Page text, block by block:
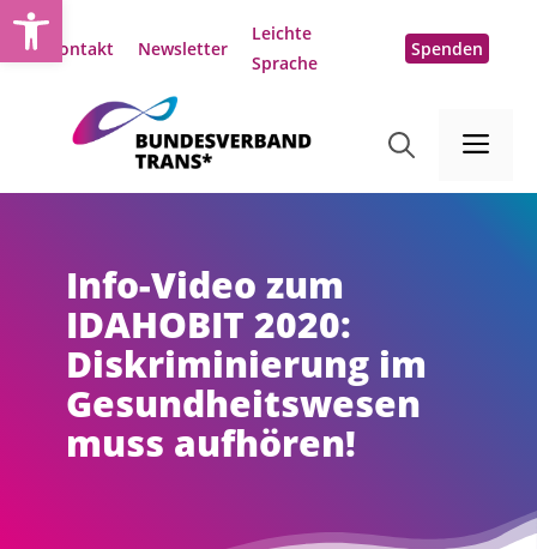
Zum
Inhalt
Kontakt Newsletter
Leichte
Sprache
Spenden
Info-Video zum
IDAHOBIT 2020:
Diskriminierung im
Gesundheitswesen
muss aufhören!